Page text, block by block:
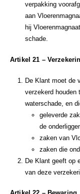
verpakking
aan
hij
schade.
Artikel 21 –
De Klant moet de
verzekerd houden
waterschade, en
geleverde
de
zaken van
zaken die
De Klant geeft op
van deze